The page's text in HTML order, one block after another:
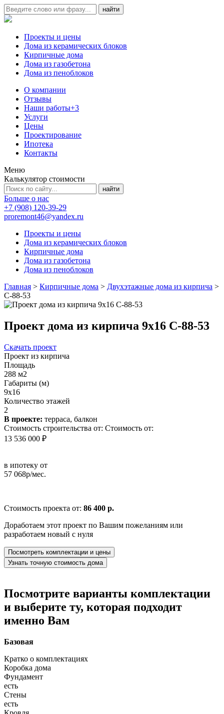
Проекты и цены
Дома из керамических блоков
Кирпичные дома
Дома из газобетона
Дома из пеноблоков
О компании
Отзывы
Наши работы+3
Услуги
Цены
Проектирование
Ипотека
Контакты
Меню
Калькулятор стоимости
Больше о нас
+7 (908) 120-39-29
proremont46@yandex.ru
Проекты и цены
Дома из керамических блоков
Кирпичные дома
Дома из газобетона
Дома из пеноблоков
Главная > Кирпичные дома > Двухэтажные дома из кирпича >
С-88-53
Проект дома из кирпича 9x16 С-88-53
Скачать проект
Проект из кирпича
Площадь
288 м2
Габариты (м)
9x16
Количество этажей
2
В проекте: терраса, балкон
Стоимость строительства от: Стоимость от:
13 536 000 ₽
в ипотеку от
57 068р/мес.
Стоимость проекта от: 86 400 р.
Доработаем этот проект по Вашим пожеланиям или
разработаем новый с нуля
Посмотреть комплектации и цены
Узнать точную стоимость дома
Посмотрите варианты комплектации
и выберите ту, которая подходит
именно Вам
Базовая
Кратко о комплектациях
Коробка дома
Фундамент
есть
Стены
есть